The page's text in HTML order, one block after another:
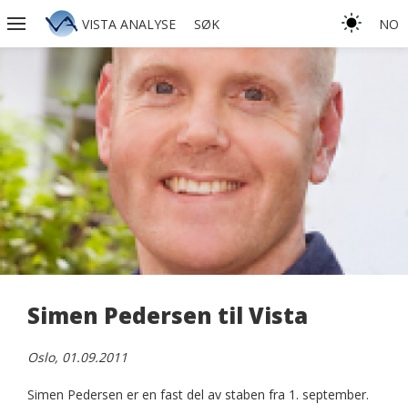
VISTA ANALYSE SØK NO
Simen Pedersen til Vista
Oslo, 01.09.2011
Simen Pedersen er en fast del av staben fra 1. september.